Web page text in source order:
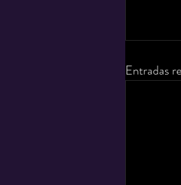
Entradas